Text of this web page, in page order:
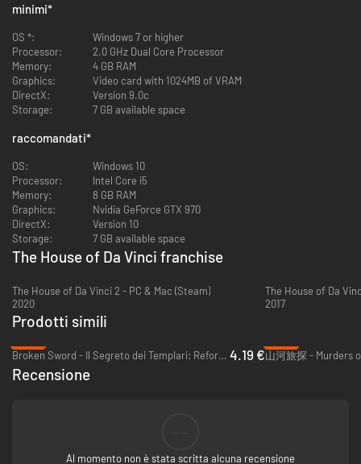
meccanismi per scoprirne il funzionamento.
USA IL PASSATO A TUO VANTAGGIO
Usa il misterioso Oculus Perpetua per cambiare il passato, influenzando
l'ambiente circostante nel presente per risolvere enigmi altrimenti
irrisolvibili.
NUOVI METODI D'INTERAZIONE MIGLIORATI
mano che ti circonda. Controlla le azioni di Giacomo in maniera ancora
più intuitiva che in passato.
VARIETÀ DI LOCAZIONI
Esplora nuove affascinanti locazioni, in Italia e non solo. Perlustrale in
cerca di indizi e viaggia nel tempo e nello spazio.
FINALE EPICO
Ascolta un cast di figure storiche interamente doppiato, guarda epici
minimi*
OS *:
Windows 7 or higher
Processor:
2.0 GHz Dual Core Processor
Memory:
4 GB RAM
Graphics:
Video card with 1024MB of VRAM
DirectX:
Version 9.0c
Storage:
7 GB available space
raccomandati*
OS:
Windows 10
Processor:
Intel Core i5
Memory:
8 GB RAM
Graphics:
Nvidia GeForce GTX 970
DirectX:
Version 10
Storage:
7 GB available space
The House of Da Vinci franchise
The House of Da Vinci 2 - PC & Mac (Steam)
2020
The House of Da
2017
Prodotti simili
Broken Sword - Il Segreto dei Templari: Reforged - PC & Mac (Steam) 4.19 €
Recensione
Al momento non è stata scritta alcuna recensione